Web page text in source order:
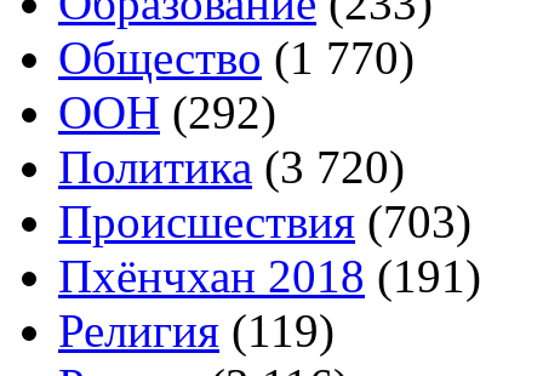
Общество (1 770)
ООН (292)
Политика (3 720)
Происшествия (703)
Пхёнчхан 2018 (191)
Религия (119)